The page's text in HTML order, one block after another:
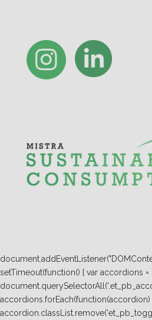
setTimeout(function() { var accordions =
accordions.forEach(function(accordion)